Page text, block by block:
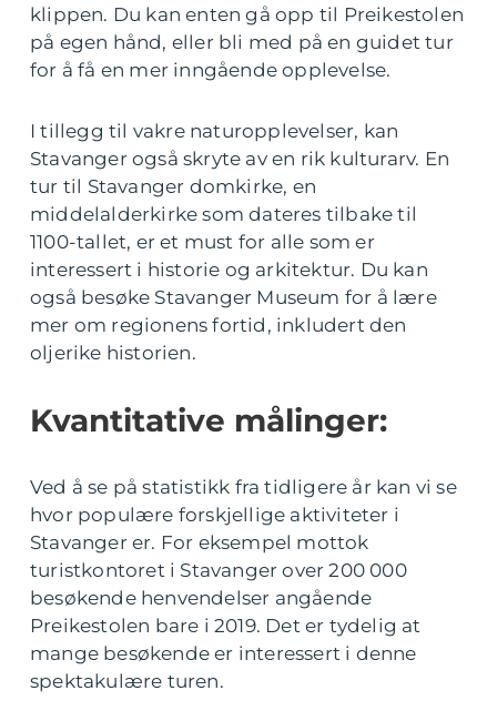
klippen. Du kan enten gå opp til Preikestolen
på egen hånd, eller bli med på en guidet tur
for å få en mer inngående opplevelse.
I tillegg til vakre naturopplevelser, kan
Stavanger også skryte av en rik kulturarv. En
tur til Stavanger domkirke, en
middelalderkirke som dateres tilbake til
1100-tallet, er et must for alle som er
interessert i historie og arkitektur. Du kan
også besøke Stavanger Museum for å lære
mer om regionens fortid, inkludert den
oljerike historien.
Kvantitative målinger:
Ved å se på statistikk fra tidligere år kan vi se
hvor populære forskjellige aktiviteter i
Stavanger er. For eksempel mottok
turistkontoret i Stavanger over 200 000
besøkende henvendelser angående
Preikestolen bare i 2019. Det er tydelig at
mange besøkende er interessert i denne
spektakulære turen.